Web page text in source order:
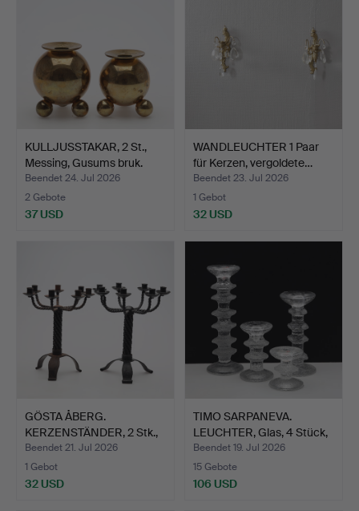
KULLJUSSTAKAR, 2 St.,
Messing, Gusums bruk.
Beendet 24. Jul 2026
2 Gebote
37 USD
WANDLEUCHTER 1 Paar
für Kerzen, vergoldete…
Beendet 23. Jul 2026
1 Gebot
32 USD
GÖSTA ÅBERG.
KERZENSTÄNDER, 2 Stk.,
geschm…
Beendet 21. Jul 2026
1 Gebot
32 USD
TIMO SARPANEVA.
LEUCHTER, Glas, 4 Stück,
"…
Beendet 19. Jul 2026
15 Gebote
106 USD